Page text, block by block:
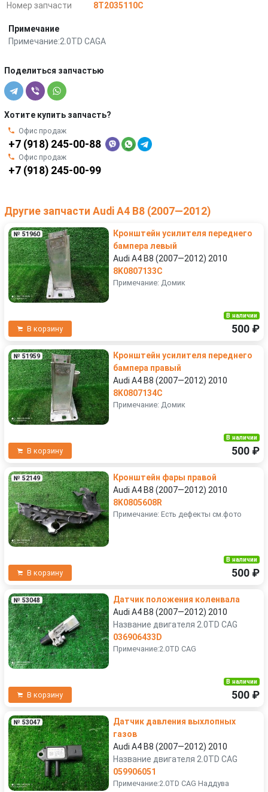
Номер запчасти
8T2035110C
Примечание
Примечание:2.0TD CAGA
Поделиться запчастью
Хотите купить запчасть?
Офис продаж
+7 (918) 245-00-88
Офис продаж
+7 (918) 245-00-99
Другие запчасти Audi A4 B8 (2007—2012)
№ 51960
Кронштейн усилителя переднего
бампера левый
Audi A4 B8 (2007—2012) 2010
8K0807133C
Примечание: Домик
В корзину
В наличии
500 ₽
№ 51959
Кронштейн усилителя переднего
бампера правый
Audi A4 B8 (2007—2012) 2010
8K0807134C
Примечание: Домик
В корзину
В наличии
500 ₽
№ 52149
Кронштейн фары правой
Audi A4 B8 (2007—2012) 2010
8K0805608R
Примечание: Есть дефекты см.фото
В корзину
В наличии
500 ₽
№ 53048
Датчик положения коленвала
Audi A4 B8 (2007—2012) 2010
Название двигателя 2.0TD CAG
036906433D
Примечание:2.0TD CAG
В корзину
В наличии
500 ₽
№ 53047
Датчик давления выхлопных
газов
Audi A4 B8 (2007—2012) 2010
Название двигателя 2.0TD CAG
059906051
Примечание:2.0TD CAG Наддува